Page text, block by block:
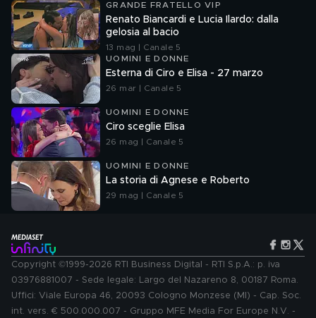
GRANDE FRATELLO VIP
Renato Biancardi e Lucia Ilardo: dalla
gelosia al bacio
13 mag | Canale 5
UOMINI E DONNE
Esterna di Ciro e Elisa - 27 marzo
26 mar | Canale 5
UOMINI E DONNE
Ciro sceglie Elisa
26 mag | Canale 5
UOMINI E DONNE
La storia di Agnese e Roberto
29 mag | Canale 5
Copyright ©1999-2026 RTI Business Digital - RTI S.p.A.: p. iva
03976881007 - Sede legale: Largo del Nazareno 8, 00187 Roma.
Uffici: Viale Europa 46, 20093 Cologno Monzese (MI) - Cap. Soc.
int. vers. € 500.000.007 - Gruppo MFE Media For Europe N.V. -